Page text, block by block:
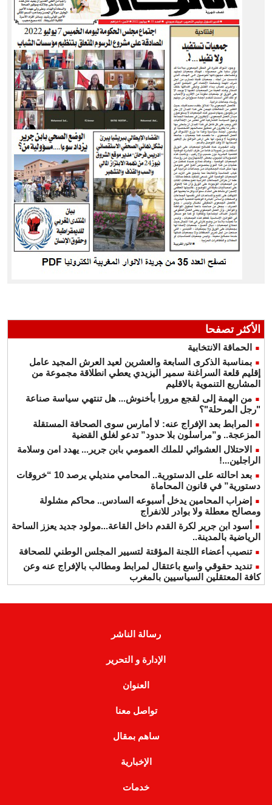
الأكثر تصفحا
الحماقة الانتخابية
بمناسبة الذكرى السابعة والعشرين لعيد العرش المجيد عامل
إقليم قلعة السراغنة سمير اليزيدي يعطي انطلاقة مجموعة من
المشاريع التنموية بالاقليم
من الهمة إلى لقجع مرورا بأخنوش... هل تنتهي سياسة صناعة
"رجل المرحلة"؟
المرابط بعد الإفراج عنه: لا أمارس سوى الصحافة المستقلة
المزعجة.. و”مراسلون بلا حدود” تدعو لغلق القضية
الاحتلال العشوائي للملك العمومي بابن جرير... يهدد امن وسلامة
الراجلين...!
بعد احالته على الدستورية.. المحامي منديلي يرصد 10 “خروقات
دستورية” في قانون المحاماة
إضراب المحامين يدخل أسبوعه السادس.. محاكم مشلولة
ومصالح معطلة ولا بوادر للانفراج
أسود ابن جرير لكرة القدم داخل القاعة...مولود جديد يعزز الساحة
الرياضية بالمدينة..
تنصيب أعضاء اللجنة المؤقتة لتسيير المجلس الوطني للصحافة
تنديد حقوقي واسع باعتقال لمرابط ومطالب بالإفراج عنه وعن
كافة المعتقلين السياسيين بالمغرب
رسالة الناشر
الإدارة و التحرير
العنوان
تواصل معنا
ساهم بمقال
الإخبارية
خدمات